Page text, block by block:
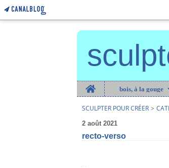
Home
bois, à la gouge
SCULPTER POUR CRÉER >
2 août 2021
recto-verso